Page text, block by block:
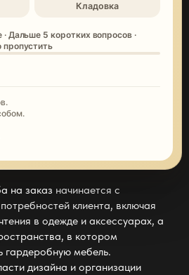
Кладовка
на заказ начинается с
клиента, включая
в одежде и аксессуарах, а
в котором
гардеробную мебель.
дизайна и организации